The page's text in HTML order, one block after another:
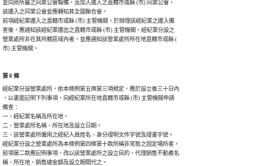
並向原所屬之同業公會報備，及加入遷入之直轄市或縣 (市) 同業公會，
該遷入之同業公會並應轉知其全國聯合會。
前項經紀業遷入之直轄市或縣 (市) 主管機關，於辦理該經紀業之遷入備
查後，應通知該經紀業遷出之直轄市或縣 (市) 主管機關。經紀業分設之
營業處所非在其所轄區域內者，並應通知該營業處所所在地直轄市或縣 (
第 8 條
經紀業分設營業處所，依本條例第五條第三項規定，應於設立後三十日內
，以書面記明下列事項，向經紀業所在地直轄市或縣 (市) 主管機關申請
備查：
一、經紀業名稱及所在地。
二、營業處所名稱、所在地及設立日期。
三、該營業處所僱用之經紀人員姓名、身分證明文件字號及證書字號。
經紀業分設之營業處所為本條例第四條第十款所稱非常態之固定場所者，
前項第二款應記明事項，改以該營業處所之設立目的、代理銷售不動產名
稱、所在地、銷售總金額及設立期間代之。